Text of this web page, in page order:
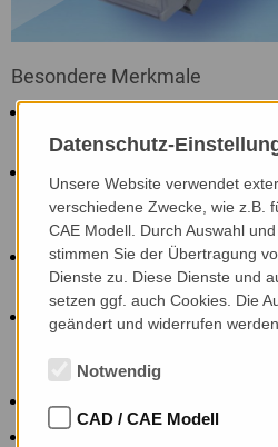
Besondere Merkmale
Widerstandsthermometer Pt100,
Ni1000 oder Eingabe einer R/T-
einer mV/T-Kennlinie. Interne
wählbar.
Bipolarer mV-Spannungseingang.
möglich.
Strom- und Spannungsausgang
nicht verbunden werden.
Galvanische 3-Kreis-Trennung.
Datenschutz-
Unsere Website verwendet
verschiedene Zwecke, wie z.B.
CAE Modell. Durch Auswahl
stimmen Sie der Übertragung
Dienste zu. Diese Dienste und
setzen ggf. auch Cookies. Die
geändert und widerrufen werden.
Notwendig
CAD / CAE Modell